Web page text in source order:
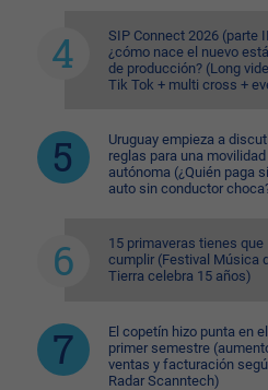
SIP Connect 2026 (parte
¿cómo nace el nuevo
de producción? (Long
Tik Tok + multi cross +
Uruguay empieza a
reglas para una movilidad
autónoma (¿Quién paga
auto sin conductor
15 primaveras tienes que
cumplir (Festival Música
Tierra celebra 15 años)
El copetín hizo punta en el
primer semestre
ventas y facturación
Radar Scanntech)